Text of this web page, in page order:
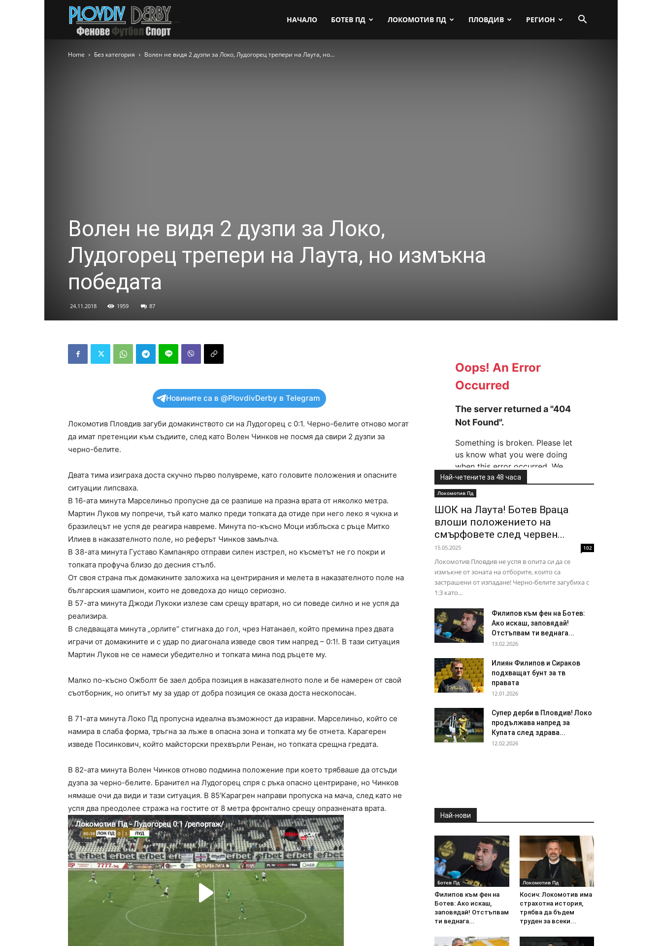
НАЧАЛО БОТЕВ ПД ЛОКОМОТИВ ПД ПЛОВДИВ РЕГИОН
Home Без категория Волен не видя 2 дузпи за Локо, Лудогорец трепери на Лаута, но...
Волен не видя 2 дузпи за Локо,
Лудогорец трепери на Лаута, но измъкна
победата
24.11.2018 1959 87
Новините са в @PlovdivDerby в Telegram
Локомотив Пловдив загуби домакинството си на Лудогорец с 0:1. Черно-белите отново могат
да имат претенции към съдиите, след като Волен Чинков не посмя да свири 2 дузпи за
черно-белите.
Двата тима изиграха доста скучно първо полувреме, като головите положения и опасните
ситуации липсваха.
В 16-ата минута Марселиньо пропусне да се разпише на празна врата от няколко метра.
Мартин Луков му попречи, тъй като малко преди топката да отиде при него леко я чукна и
бразилецът не успя де реагира навреме. Mинута по-късно Моци изблъска с ръце Митко
Илиев в наказателното поле, но реферът Чинков замълча.
В 38-ата минута Густаво Кампаняро отправи силен изстрел, но късметът не го покри и
топката профуча близо до десния стълб.
От своя страна пък домакините заложиха на центрирания и мелета в наказателното поле на
българския шампион, които не доведоха до нищо сериозно.
В 57-ата минута Джоди Лукоки излезе сам срещу вратаря, но си поведе силно и не успя да
реализира.
В следващата минута „орлите“ стигнаха до гол, чрез Натанаел, който премина през двата
играчи от домакините и с удар по диагонала изведе своя тим напред – 0:1!. В тази ситуация
Мартин Луков не се намеси убедително и топката мина под ръцете му.
Малко по-късно Ожболт бе заел добра позиция в наказателното поле и бе намерен от свой
съотборник, но опитът му за удар от добра позиция се оказа доста нескопосан.
В 71-ата минута Локо Пд пропусна идеална възможност да изравни. Марселиньо, който се
намира в слаба форма, тръгна за лъже в опасна зона и топката му бе отнета. Карагерен
изведе Посинкович, който майсторски прехвърли Ренан, но топката срещна гредата.
В 82-ата минута Волен Чинков отново подмина положение при което трябваше да отсъди
дузпа за черно-белите. Бранител на Лудогорец спря с ръка опасно центриране, но Чинков
нямаше очи да види и тази ситуация. В 85’Карагрен направи пропуска на мача, след като не
успя два преодолее стража на гостите от 8 метра фронтално срещу опразнената врата.
Най-четените за 48 часа
Локомотив Пд
ШОК на Лаута! Ботев Враца
влоши положението на
смърфовете след червен...
15.05.2025 102
Локомотив Пловдив не успя в опита си да се
измъкне от зоната на отборите, които са
застрашени от изпадане! Черно-белите загубиха с
1:3 като...
Филипов към фен на Ботев:
Ако искаш, заповядай!
Отстъпвам ти веднага...
13.02.2026
Илиян Филипов и Сираков
подхващат бунт за тв
правата
12.01.2026
Супер дерби в Пловдив! Локо
продължава напред за
Купата след здрава...
12.02.2026
Най-нови
Ботев Пд
Филипов към фен на
Ботев: Ако искаш,
заповядай! Отстъпвам
ти веднага...
Локомотив Пд
Косич: Локомотив има
страхотна история,
трябва да бъдем
труден за всеки...